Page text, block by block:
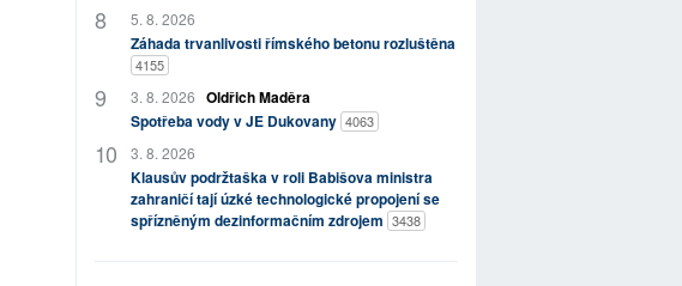
5. 8. 2026
Záhada trvanlivosti římského betonu rozluštěna
4155
3. 8. 2026 Oldřich Maděra
Spotřeba vody v JE Dukovany 4063
3. 8. 2026
Klausův podržtaška v roli Babišova ministra
zahraničí tají úzké technologické propojení se
spřízněným dezinformačním zdrojem 3438